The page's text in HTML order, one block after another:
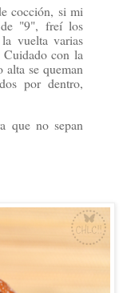
cocción, si mi
de "9", freí los
vuelta varias
con la
alta se queman
por dentro,
que no sepan